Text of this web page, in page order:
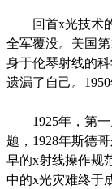
回首x光技术的
全军覆没。美国
身于伦琴射线的
遗漏了自己。
1925年，第一
题，1928年斯德
早的x射线操作规
中的x光灾难终于